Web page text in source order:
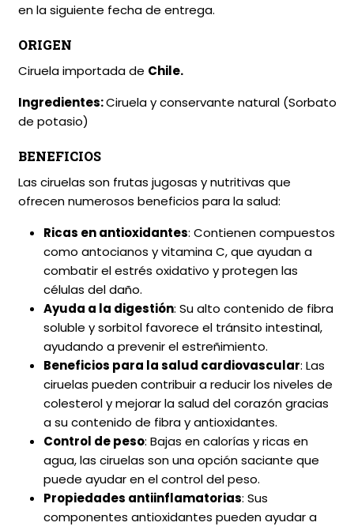
en la siguiente fecha de entrega.
ORIGEN
Ciruela importada de Chile.
Ingredientes:Ciruela y conservante natural (Sorbato
de potasio)
BENEFICIOS
Las ciruelas son frutas jugosas y nutritivas que
ofrecen numerosos beneficios para la salud:
Ricas en antioxidantes: Contienen compuestos
como antocianos y vitamina C, que ayudan a
combatir el estrés oxidativo y protegen las
células del daño.
Ayuda a la digestión: Su alto contenido de fibra
soluble y sorbitol favorece el tránsito intestinal,
ayudando a prevenir el estreñimiento.
Beneficios para la salud cardiovascular: Las
ciruelas pueden contribuir a reducir los niveles de
colesterol y mejorar la salud del corazón gracias
a su contenido de fibra y antioxidantes.
Control de peso: Bajas en calorías y ricas en
agua, las ciruelas son una opción saciante que
puede ayudar en el control del peso.
Propiedades antiinflamatorias: Sus
componentes antioxidantes pueden ayudar a